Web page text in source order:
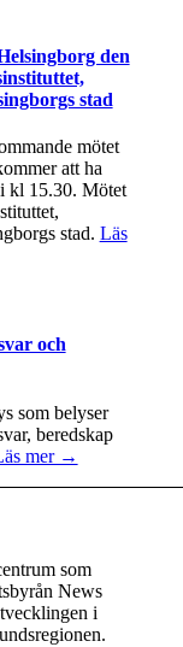
den
stad
mötet
att ha
kl 15.30. Mötet
stad. Läs
och
som belyser
beredskap
mer →
som
News
i